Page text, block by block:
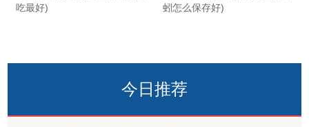
吃最好)
蚓怎么保存好)
今日推荐